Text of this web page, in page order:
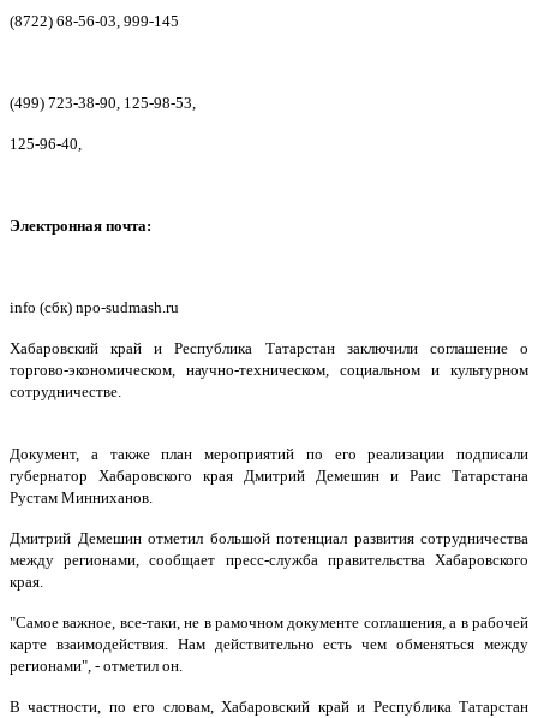
(8722) 68-56-03, 999-145
(499) 723-38-90, 125-98-53,
125-96-40,
Электронная почта:
info (сбк) npo-sudmash.ru
Хабаровский край и Республика Татарстан заключили соглашение о
торгово-экономическом, научно-техническом, социальном и культурном
сотрудничестве.
Документ, а также план мероприятий по его реализации подписали
губернатор Хабаровского края Дмитрий Демешин и Раис Татарстана
Рустам Минниханов.
Дмитрий Демешин отметил большой потенциал развития сотрудничества
между регионами, сообщает пресс-служба правительства Хабаровского
края.
"Самое важное, все-таки, не в рамочном документе соглашения, а в рабочей
карте взаимодействия. Нам действительно есть чем обменяться между
регионами", - отметил он.
В частности, по его словам, Хабаровский край и Республика Татарстан